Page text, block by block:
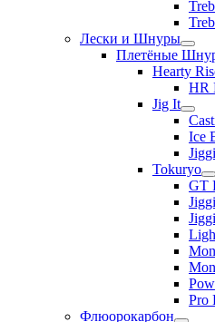
Лески и Шнуры
Плетёные
Hearty
HR
Jig It
Ice
Tokuryo
GT
Pro
Флюорокарбон